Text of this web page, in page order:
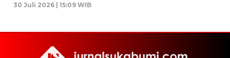
30 Juli 2026 | 15:09 WIB